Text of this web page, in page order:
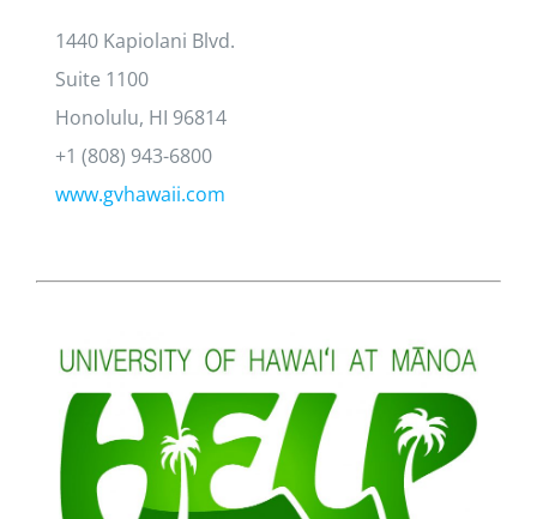
1440 Kapiolani Blvd.
Suite 1100
Honolulu, HI 96814
+1 (808) 943-6800
www.gvhawaii.com